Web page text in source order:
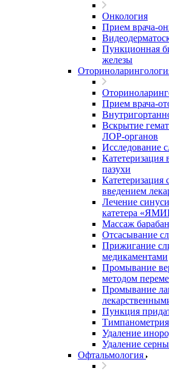
Онкология
Прием врача-
Пункционная
железы
Прием врача-
Вскрытие
ЛОР-органов
Исследование
Катетеризация
пазухи
Катетеризация
введением
Лечение
катетера
Массаж
Отсасывание
Прижигание
медикаментами
Промывание
методом
Промывание
Пункция
Тимпанометрия
Удаление
Удаление
Офтальмология